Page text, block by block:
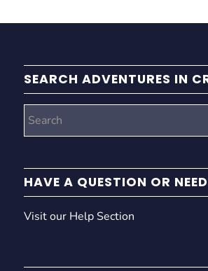
SEARCH ADVENTURES IN
HAVE A QUESTION OR
Visit our Help Section